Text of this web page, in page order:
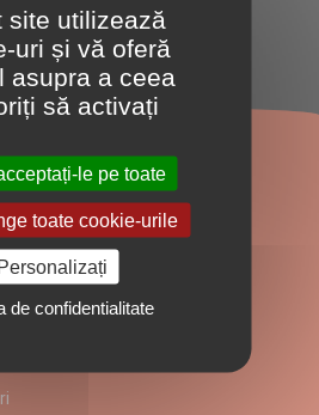
Macho Pizza-Pub
site utilizează
uri și vă oferă
asupra a ceea
să activați
le pe toate
toate cookie-urile
de confidentialitate